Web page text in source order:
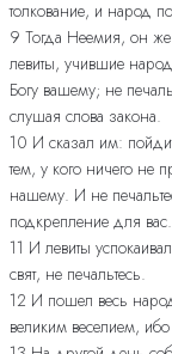
толкование, и народ
9 Тогда Неемия, он
левиты, учившие
Богу вашему; не
слушая слова закона.
10 И сказал им:
тем, у кого ничего не
нашему. И не
подкрепление для вас.
11 И левиты
свят, не печальтесь.
12 И пошел весь
великим веселием,